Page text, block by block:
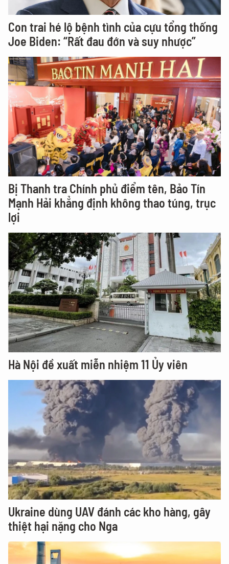
Con trai hé lộ bệnh tình của cựu tổng thống
Joe Biden: “Rất đau đớn và suy nhược”
Bị Thanh tra Chính phủ điểm tên, Bảo Tín
Mạnh Hải khẳng định không thao túng, trục
lợi
Hà Nội đề xuất miễn nhiệm 11 Ủy viên
Ukraine dùng UAV đánh các kho hàng, gây
thiệt hại nặng cho Nga